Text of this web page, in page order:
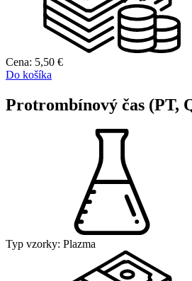
Cena: 5,50 €
Do košíka
Protrombínový čas (PT,
Typ vzorky: Plazma